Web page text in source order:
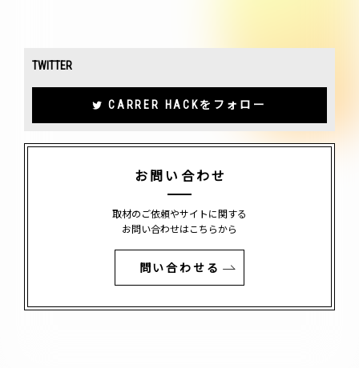
TWITTER
CARRER HACKをフォロー
お問い合わせ
取材のご依頼やサイトに関する
お問い合わせはこちらから
問い合わせる